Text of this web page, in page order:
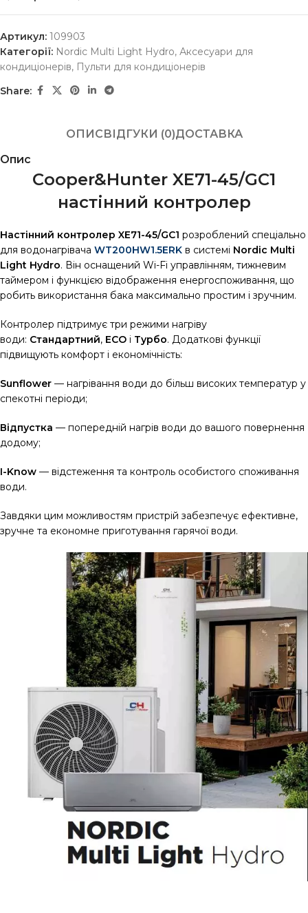
Артикул: 109903
Категорії: Nordic Multi Light Hydro, Аксесуари для
кондиціонерів, Пульти для кондиціонерів
Share:
ОПИСВІДГУКИ (0)ДОСТАВКА
Опис
Cooper&Hunter XE71-45/GC1
настінний контролер
Настінний контролер XE71-45/GC1 розроблений спеціально
для водонагрівача WT200HW1.5ERK в системі Nordic Multi
Light Hydro. Він оснащений Wi-Fi управлінням, тижневим
таймером і функцією відображення енергоспоживання, що
робить використання бака максимально простим і зручним.
Контролер підтримує три режими нагріву
води: Стандартний, ECO і Турбо. Додаткові функції
підвищують комфорт і економічність:
Sunflower — нагрівання води до більш високих температур у
спекотні періоди;
Відпустка — попередній нагрів води до вашого повернення
додому;
I-Know — відстеження та контроль особистого споживання
води.
Завдяки цим можливостям пристрій забезпечує ефективне,
зручне та економне приготування гарячої води.